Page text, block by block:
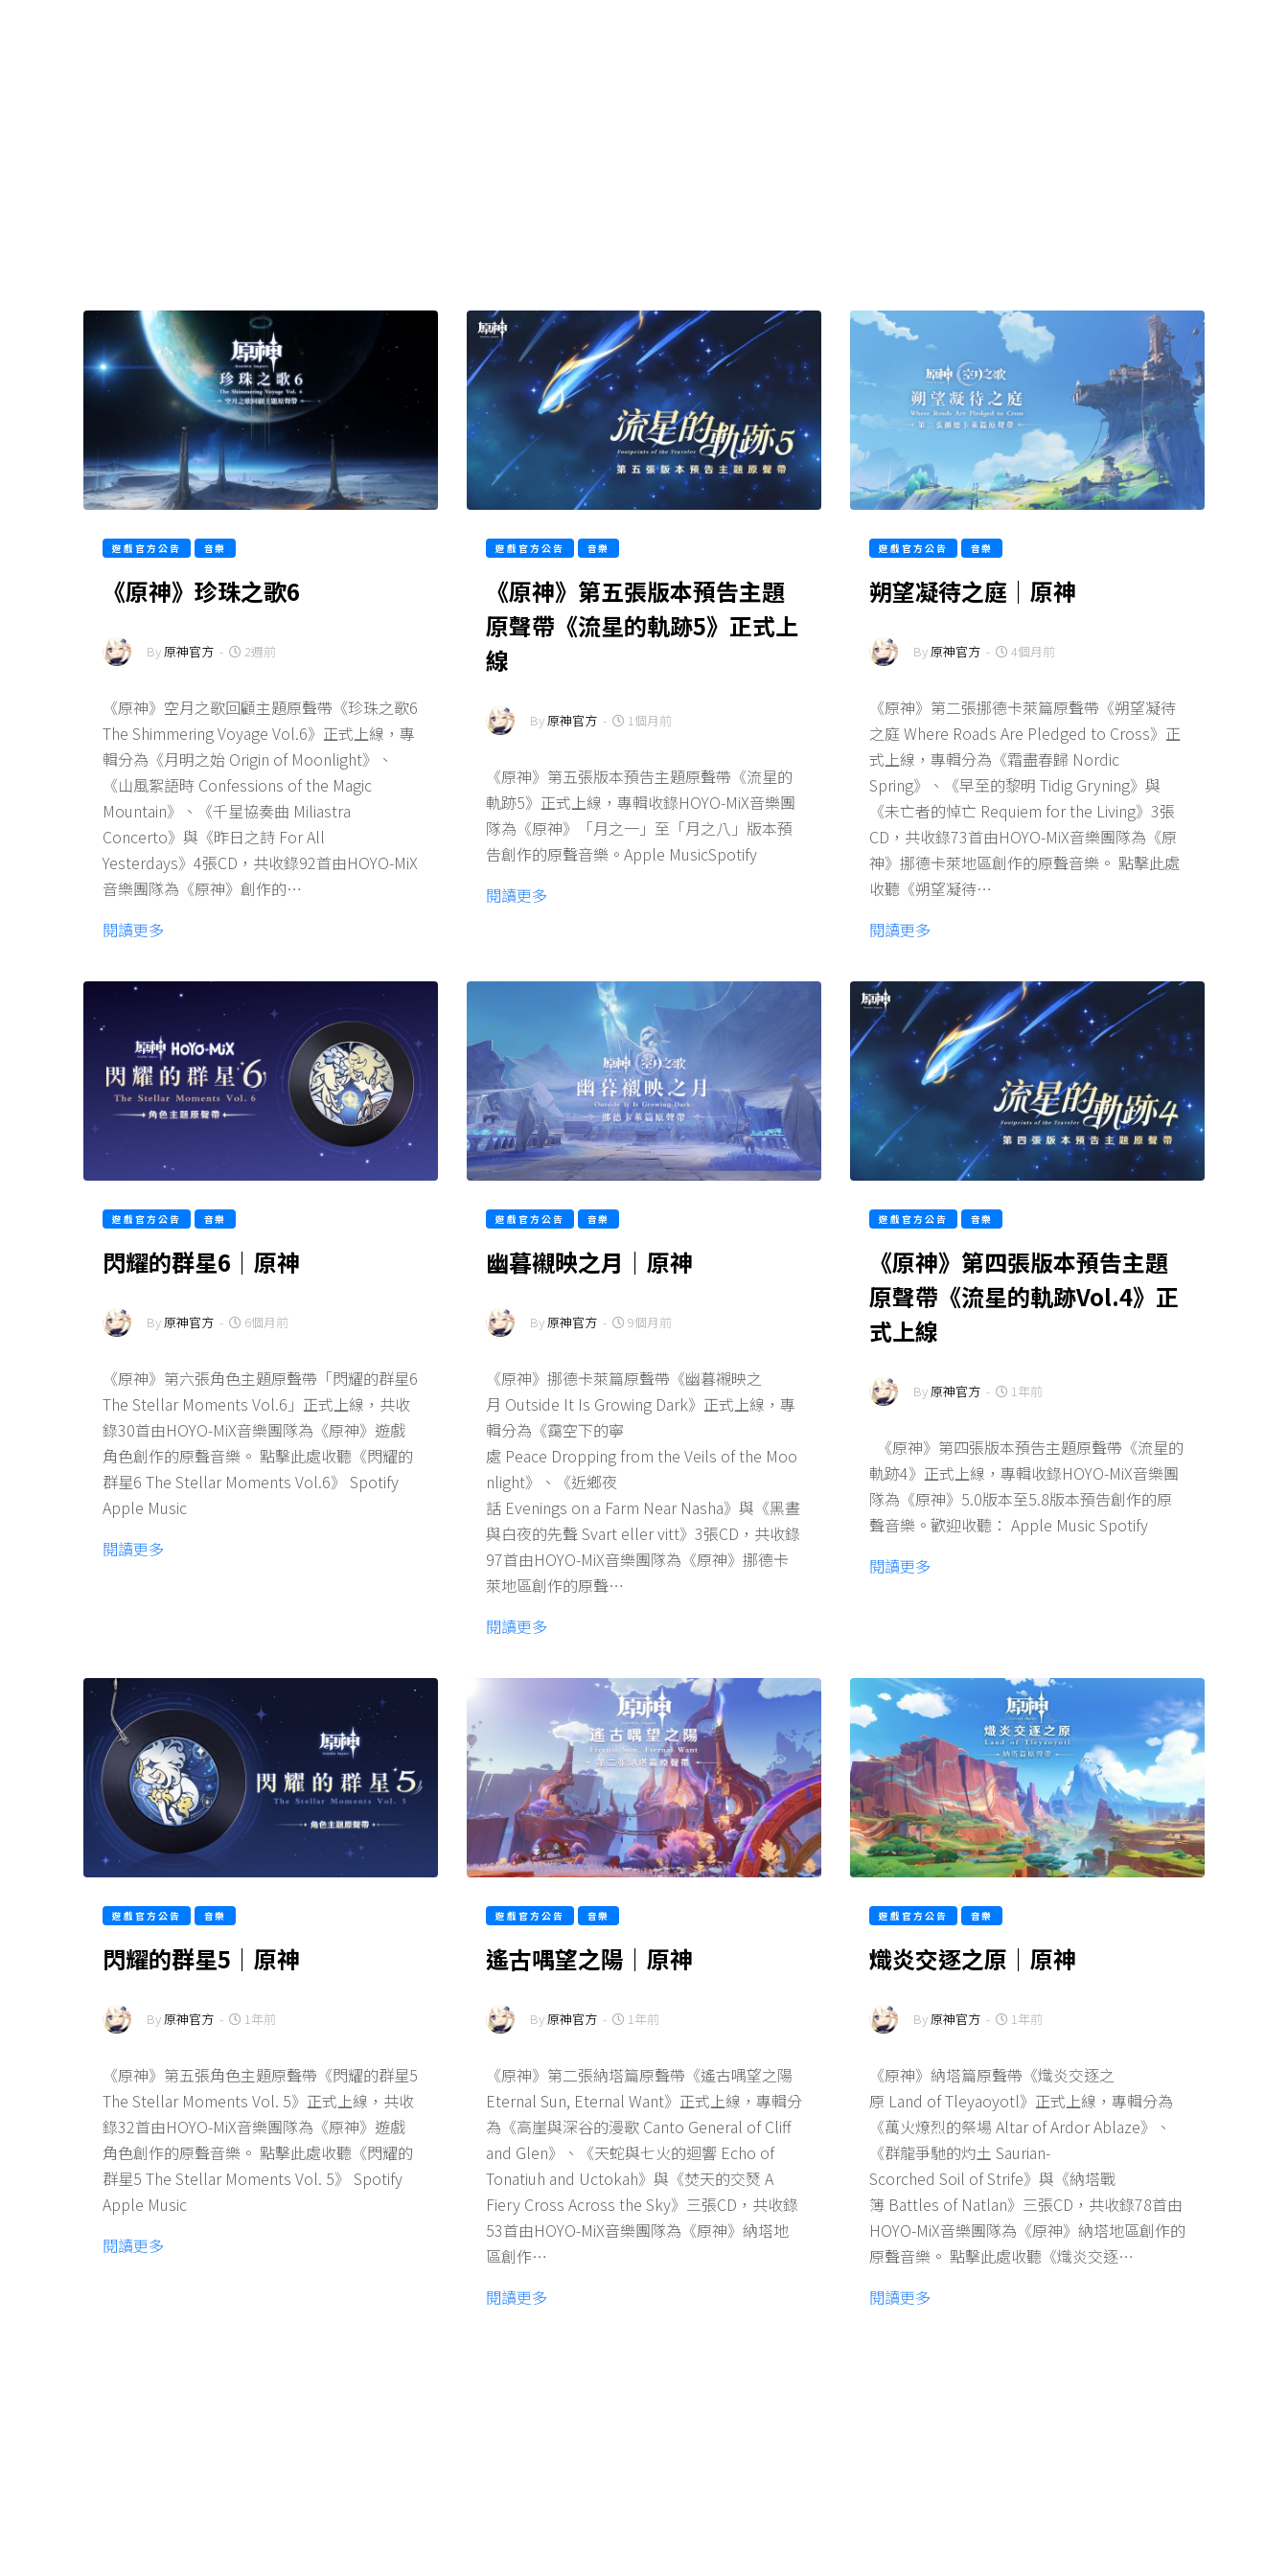
遊戲官方公告 音樂
《原神》珍珠之歌6
By原神官方 - 2週前
《原神》空月之歌回顧主題原聲帶《珍珠之歌6
The Shimmering Voyage Vol.6》正式上線，專
輯分為《月明之始 Origin of Moonlight》、
《山風絮語時 Confessions of the Magic
Mountain》、《千星協奏曲 Miliastra
Concerto》與《昨日之詩 For All
Yesterdays》4張CD，共收錄92首由HOYO-MiX
音樂團隊為《原神》創作的…
閱讀更多
遊戲官方公告 音樂
《原神》第五張版本預告主題
原聲帶《流星的軌跡5》正式上
線
By原神官方 - 1個月前
《原神》第五張版本預告主題原聲帶《流星的
軌跡5》正式上線，專輯收錄HOYO-MiX音樂團
隊為《原神》「月之一」至「月之八」版本預
告創作的原聲音樂。Apple MusicSpotify
閱讀更多
遊戲官方公告 音樂
朔望凝待之庭｜原神
By原神官方 - 4個月前
《原神》第二張挪德卡萊篇原聲帶《朔望凝待
之庭 Where Roads Are Pledged to Cross》正
式上線，專輯分為《霜盡春歸 Nordic
Spring》、《早至的黎明 Tidig Gryning》與
《未亡者的悼亡 Requiem for the Living》3張
CD，共收錄73首由HOYO-MiX音樂團隊為《原
神》挪德卡萊地區創作的原聲音樂。 點擊此處
收聽《朔望凝待…
閱讀更多
遊戲官方公告 音樂
閃耀的群星6｜原神
By原神官方 - 6個月前
《原神》第六張角色主題原聲帶「閃耀的群星6
The Stellar Moments Vol.6」正式上線，共收
錄30首由HOYO-MiX音樂團隊為《原神》遊戲
角色創作的原聲音樂。 點擊此處收聽《閃耀的
群星6 The Stellar Moments Vol.6》 Spotify
Apple Music
閱讀更多
遊戲官方公告 音樂
幽暮襯映之月｜原神
By原神官方 - 9個月前
《原神》挪德卡萊篇原聲帶《幽暮襯映之
月 Outside It Is Growing Dark》正式上線，專
輯分為《靄空下的寧
處 Peace Dropping from the Veils of the Moo
nlight》、《近鄉夜
話 Evenings on a Farm Near Nasha》與《黑晝
與白夜的先聲 Svart eller vitt》3張CD，共收錄
97首由HOYO-MiX音樂團隊為《原神》挪德卡
萊地區創作的原聲…
閱讀更多
遊戲官方公告 音樂
《原神》第四張版本預告主題
原聲帶《流星的軌跡Vol.4》正
式上線
By原神官方 - 1年前
《原神》第四張版本預告主題原聲帶《流星的
軌跡4》正式上線，專輯收錄HOYO-MiX音樂團
隊為《原神》5.0版本至5.8版本預告創作的原
聲音樂。歡迎收聽： Apple Music Spotify
閱讀更多
遊戲官方公告 音樂
閃耀的群星5｜原神
By原神官方 - 1年前
《原神》第五張角色主題原聲帶《閃耀的群星5
The Stellar Moments Vol. 5》正式上線，共收
錄32首由HOYO-MiX音樂團隊為《原神》遊戲
角色創作的原聲音樂。 點擊此處收聽《閃耀的
群星5 The Stellar Moments Vol. 5》 Spotify
Apple Music
閱讀更多
遊戲官方公告 音樂
遙古喁望之陽｜原神
By原神官方 - 1年前
《原神》第二張納塔篇原聲帶《遙古喁望之陽
Eternal Sun, Eternal Want》正式上線，專輯分
為《高崖與深谷的漫歌 Canto General of Cliff
and Glen》、《天蛇與七火的迴響 Echo of
Tonatiuh and Uctokah》與《焚天的交燹 A
Fiery Cross Across the Sky》三張CD，共收錄
53首由HOYO-MiX音樂團隊為《原神》納塔地
區創作…
閱讀更多
遊戲官方公告 音樂
熾炎交逐之原｜原神
By原神官方 - 1年前
《原神》納塔篇原聲帶《熾炎交逐之
原 Land of Tleyaoyotl》正式上線，專輯分為
《萬火燎烈的祭場 Altar of Ardor Ablaze》、
《群龍爭馳的灼土 Saurian-
Scorched Soil of Strife》與《納塔戰
簿 Battles of Natlan》三張CD，共收錄78首由
HOYO-MiX音樂團隊為《原神》納塔地區創作的
原聲音樂。 點擊此處收聽《熾炎交逐…
閱讀更多